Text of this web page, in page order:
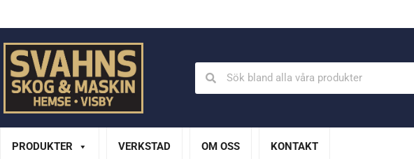
PRODUKTER VERKSTAD OM OSS KONTAKT